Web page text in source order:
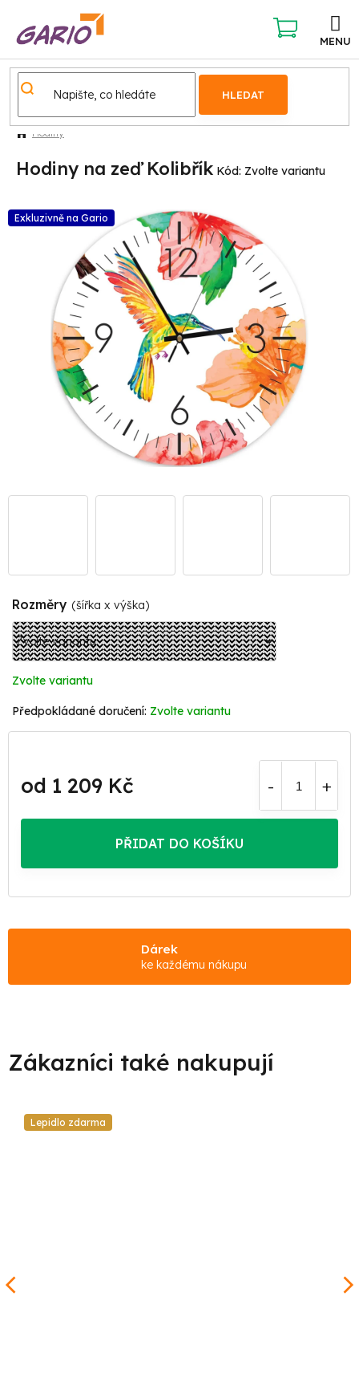
obsah
HLEDAT
NÁKUPNÍ
KOŠÍK
Hodiny
Hodiny na zeď Kolibřík Kód: Zvolte variantu
Exkluzivně na Gario
Rozměry (šířka x výška)
Zvolte variantu
Zvolte variantu
od 1 209 Kč
cena:
PŘIDAT DO KOŠÍKU
Dárek
ke každému nákupu
Lepidlo zdarma